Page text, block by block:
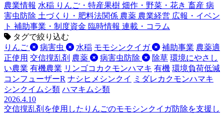
農業情報 水稲 りんご・特産果樹 畑作・野菜・花き 畜産 病
害虫防除 土づくり・肥料法関係 農薬 農業経営 広報・イベン
ト 補助事業・制度資金 臨時情報 連載・コラム
タグで絞り込む
りんご
病害虫 水稲 モモシンクイガ 補助事業 農薬適
正使用 交信撹乱剤 農薬 病害虫防除 除草 環境にやさし
い農業 有機農業 リンゴコカクモンハマキ 有機 環境負荷低減
コンフューザーR ナシヒメシンクイ
ミダレカクモンハマキ
シンクイムシ類 ハマキムシ類
2026.4.10
交信撹乱剤を使用したりんごのモモシンクイガ防除を支援し